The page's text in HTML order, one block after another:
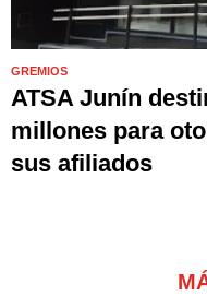
GREMIOS
ATSA Junín
millones para
sus afiliados